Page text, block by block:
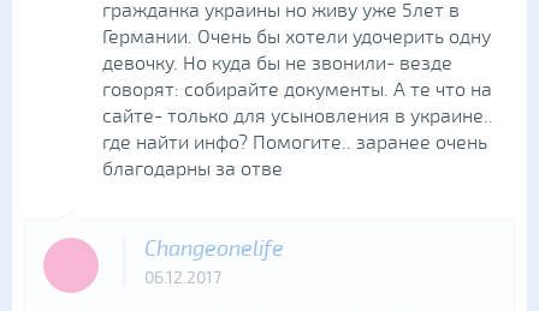
гражданка украины но живу уже 5лет в
Германии. Очень бы хотели удочерить одну
девочку. Но куда бы не звонили- везде
говорят: собирайте документы. А те что на
сайте- только для усыновления в украине..
где найти инфо? Помогите.. заранее очень
благодарны за отве
Changeonelife
06.12.2017